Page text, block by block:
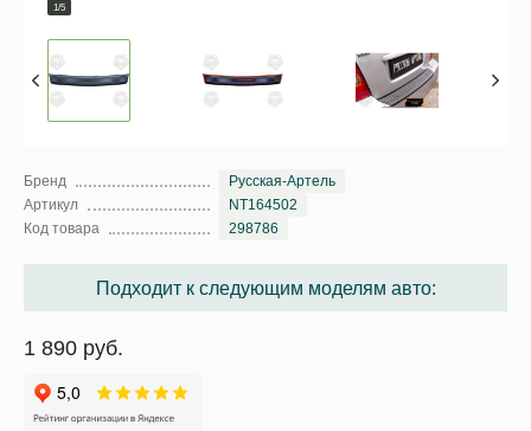
1/5
Бренд
Русская-Артель
Артикул
NT164502
Код товара
298786
Подходит к следующим моделям авто:
1 890 руб.